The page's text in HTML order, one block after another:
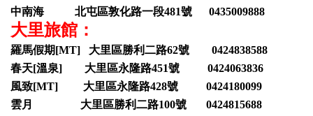
中南海 北屯區敦化路一段481號 0435009888
大里旅館：
羅馬假期[MT] 大里區勝利二路62號 0424838588
春天[溫泉] 大里區永隆路451號 0424063836
風致[MT] 大里區永隆路428號 0424180099
雲月 大里區勝利二路100號 0424815688